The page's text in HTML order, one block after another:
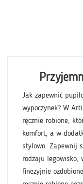
Jak zapewnić
wypoczynek? W
ręcznie robione,
komfort, a w
stylowo. Zapewnij
rodzaju legowisko,
finezyjnie